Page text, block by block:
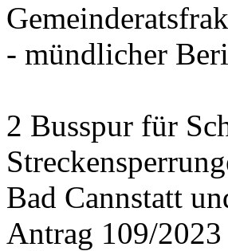
- mündlicher
2 Busspur für
Bad Cannstatt
Antrag 109/